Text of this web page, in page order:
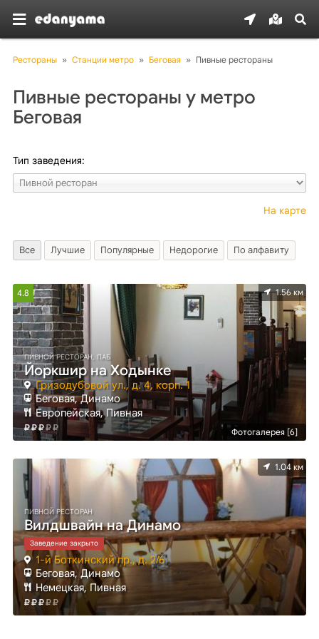
Рестораны » Станции метро » Беговая » Пивные рестораны
Пивные рестораны у метро
Беговая
Тип заведения:
На карте
Все Лучшие Популярные Недорогие По алфавиту
4.8
Фотогалерея [6]
1.56 км
ПИВНОЙ РЕСТОРАН, ПАБ
Йоркшир на Ходынке
Гризодубовой ул., д. 4, корп. 1
Беговая, Динамо
Европейская, Пивная
1.04 км
ПИВНОЙ РЕСТОРАН
Вилдшвайн на Динамо
Заведение закрыто
1-й Боткинский пр., д. 2/6
Беговая, Динамо
Немецкая, Пивная